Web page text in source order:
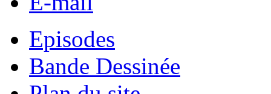
Episodes
Bande Dessinée